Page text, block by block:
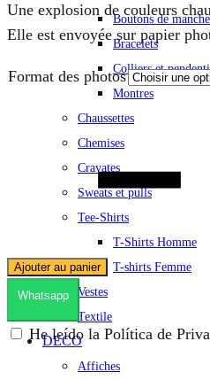
Boutons de
Bracelets
Colliers et
Montres
Chaussettes
Chemises
Cravates
Sweats et pulls
Tee-Shirts
T-Shirts Homme
T-shirts Femme
Vestes
Textile
DECO
Affiches
Une explosion de couleurs
Elle est envoyée sur papier
Format des photos
Ajouter au panier
Whatsapp
He leído la Política de